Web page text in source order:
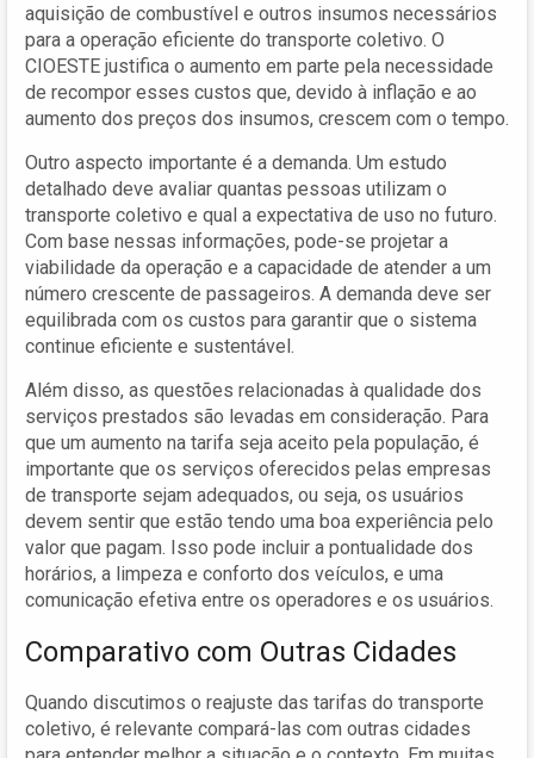
aquisição de combustível e outros insumos necessários
para a operação eficiente do transporte coletivo. O
CIOESTE justifica o aumento em parte pela necessidade
de recompor esses custos que, devido à inflação e ao
aumento dos preços dos insumos, crescem com o tempo.
Outro aspecto importante é a demanda. Um estudo
detalhado deve avaliar quantas pessoas utilizam o
transporte coletivo e qual a expectativa de uso no futuro.
Com base nessas informações, pode-se projetar a
viabilidade da operação e a capacidade de atender a um
número crescente de passageiros. A demanda deve ser
equilibrada com os custos para garantir que o sistema
continue eficiente e sustentável.
Além disso, as questões relacionadas à qualidade dos
serviços prestados são levadas em consideração. Para
que um aumento na tarifa seja aceito pela população, é
importante que os serviços oferecidos pelas empresas
de transporte sejam adequados, ou seja, os usuários
devem sentir que estão tendo uma boa experiência pelo
valor que pagam. Isso pode incluir a pontualidade dos
horários, a limpeza e conforto dos veículos, e uma
comunicação efetiva entre os operadores e os usuários.
Comparativo com Outras Cidades
Quando discutimos o reajuste das tarifas do transporte
coletivo, é relevante compará-las com outras cidades